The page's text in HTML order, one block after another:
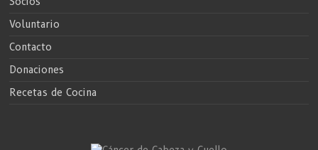
Voluntario
Contacto
Donaciones
Recetas de Cocina